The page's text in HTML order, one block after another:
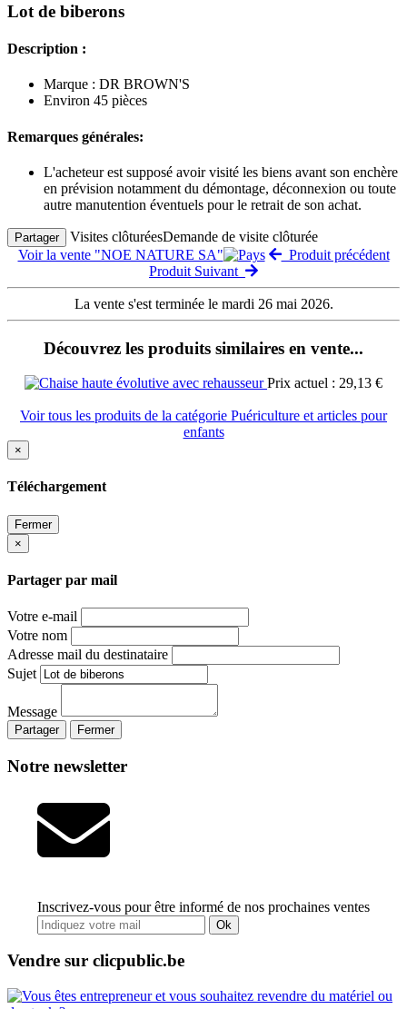
Lot de biberons
Description :
Marque : DR BROWN'S
Environ 45 pièces
Remarques générales:
L'acheteur est supposé avoir visité les biens avant son enchère
en prévision notamment du démontage, déconnexion ou toute
autre manutention éventuels pour le retrait de son achat.
Partager Visites clôturéesDemande de visite clôturée
Voir la vente "NOE NATURE SA"
Produit précédent
Produit Suivant
La vente s'est terminée le mardi 26 mai 2026.
Découvrez les produits similaires en vente...
Prix actuel : 29,13 €
Voir tous les produits de la catégorie Puériculture et articles pour
enfants
×
Téléchargement
Fermer
×
Partager par mail
Votre e-mail
Votre nom
Adresse mail du destinataire
Sujet
Message
Partager Fermer
Notre newsletter
Inscrivez-vous pour être informé de nos prochaines ventes
Ok
Vendre sur clicpublic.be